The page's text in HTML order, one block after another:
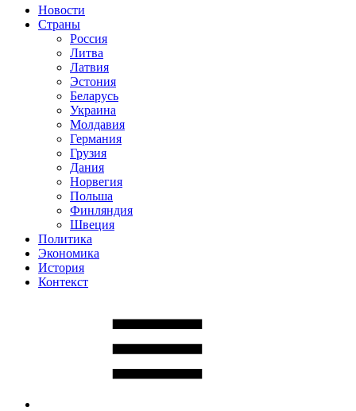
Новости
Страны
Россия
Литва
Латвия
Эстония
Беларусь
Украина
Молдавия
Германия
Грузия
Дания
Норвегия
Польша
Финляндия
Швеция
Политика
Экономика
История
Контекст